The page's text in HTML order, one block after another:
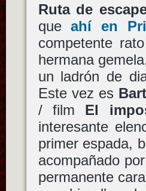
Ruta de
queahí en
competente
hermana
un ladrón de
Este vez es
/ film El
interesante
primer espada,
acompañado
permanente